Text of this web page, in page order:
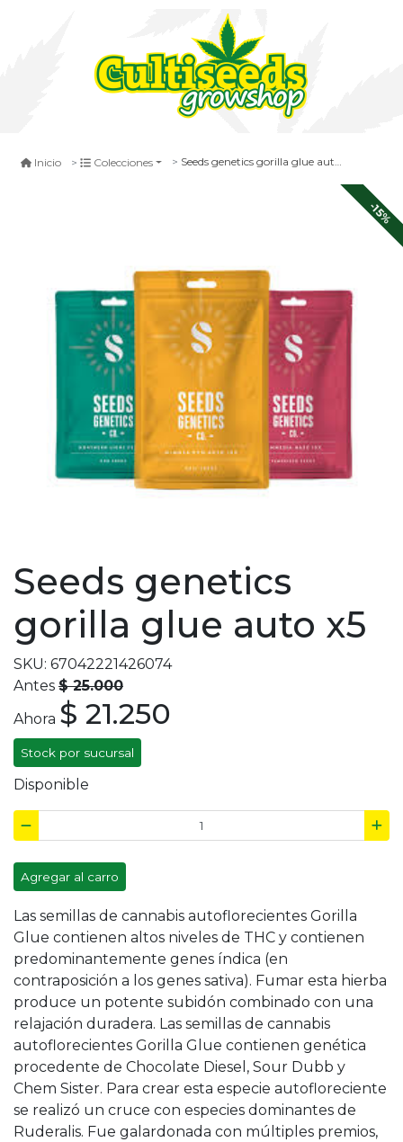
Inicio Colecciones Seeds genetics gorilla glue auto x5
-15%
Seeds genetics
gorilla glue auto x5
SKU: 67042221426074
Antes $ 25.000
Ahora $ 21.250
Stock por sucursal
Disponible
Agregar al carro
Las semillas de cannabis autoflorecientes Gorilla
Glue contienen altos niveles de THC y contienen
predominantemente genes índica (en
contraposición a los genes sativa). Fumar esta hierba
produce un potente subidón combinado con una
relajación duradera. Las semillas de cannabis
autoflorecientes Gorilla Glue contienen genética
procedente de Chocolate Diesel, Sour Dubb y
Chem Sister. Para crear esta especie autofloreciente
se realizó un cruce con especies dominantes de
Ruderalis. Fue galardonada con múltiples premios,